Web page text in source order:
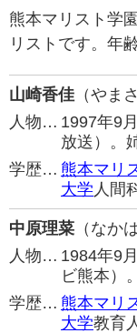
熊本マリスト学
リストです。年
山崎香佳 （やま
人物… 1997年9
放送）。
学歴… 熊本マリ
大学 人間
中原理菜 （なか
人物… 1984年9
ビ熊本）。
学歴… 熊本マリ
大学教育